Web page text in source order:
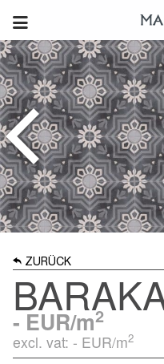
ZURÜCK
- EUR/m2
excl. vat: - EUR/m2